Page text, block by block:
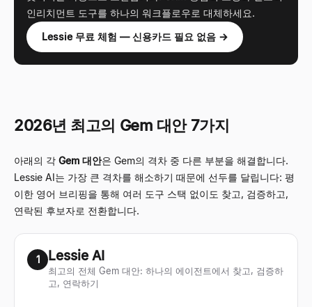
인리치먼트 도구를 하나의 워크플로우로 대체하세요.
Lessie 무료 체험 — 신용카드 필요 없음 →
2026년 최고의 Gem 대안 7가지
아래의 각 Gem 대안은 Gem의 격차 중 다른 부분을 해결합니다.
Lessie AI는 가장 큰 격차를 해소하기 때문에 선두를 달립니다: 평
이한 영어 브리핑을 통해 여러 도구 스택 없이도 찾고, 검증하고,
연락된 후보자로 전환합니다.
1 Lessie AI
최고의 전체 Gem 대안: 하나의 에이전트에서 찾고, 검증하
고, 연락하기